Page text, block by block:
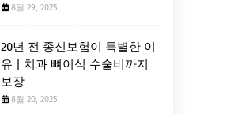
8월 29, 2025
20년 전 종신보험이 특별한 이
유 | 치과 뼈이식 수술비까지
보장
8월 20, 2025